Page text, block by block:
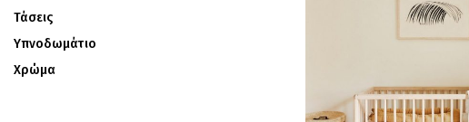
Τάσεις
Υπνοδωμάτιο
Χρώμα